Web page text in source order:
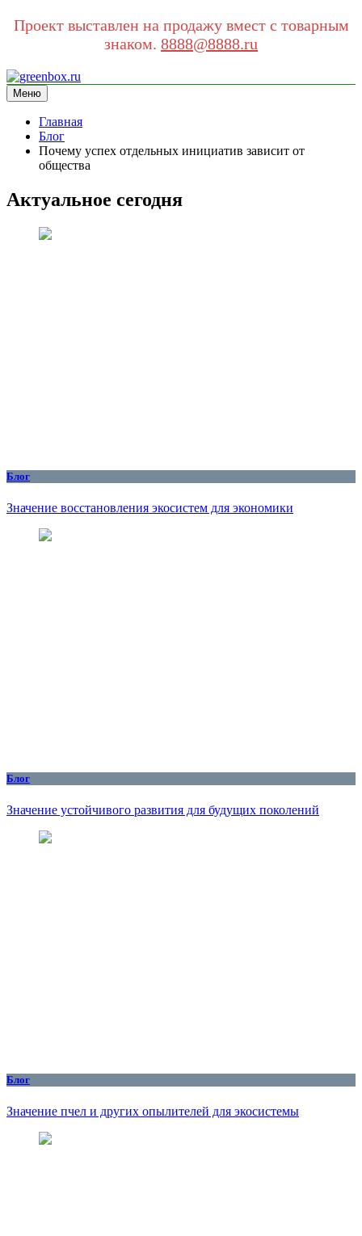
Проект выставлен на продажу вмест с товарным
знаком. 8888@8888.ru
Перейти
к
содержимому
greenbox.ru
сайт про экологию
Меню
Главная
Блог
Почему успех отдельных инициатив зависит от
общества
Актуальное сегодня
Блог
Значение восстановления экосистем для экономики
Блог
Значение устойчивого развития для будущих поколений
Блог
Значение пчел и других опылителей для экосистемы